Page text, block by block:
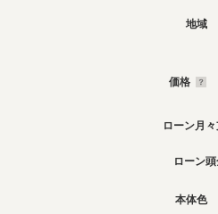
地域
価格
ローン月
ローン頭
本体色